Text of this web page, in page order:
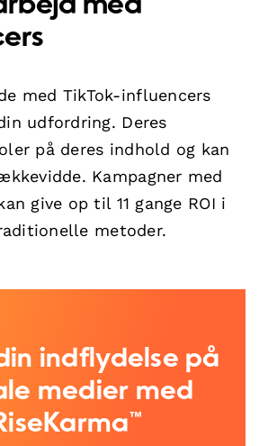
med
med TikTok-influencers
udfordring. Deres
på deres indhold og kan
Kampagner med
give op til 11 gange ROI i
metoder.
indflydelse på
medier med